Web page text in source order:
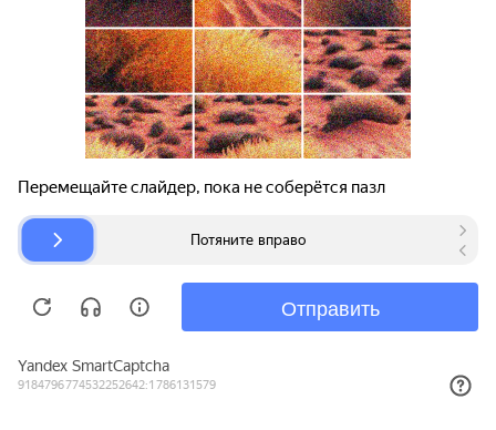
Поиск запчастей
Для автокомпаний
Авторазборки
О проекте
Помощь
Карта сайта
© bibinet.ru - система поиска запчастей,
Copyright 2010-2026 Все права защищены